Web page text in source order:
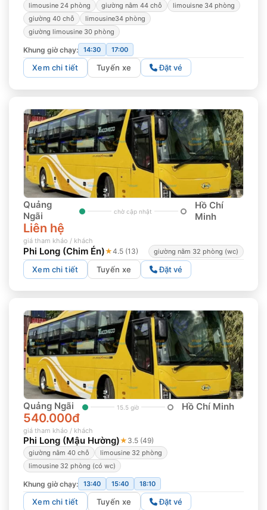
limousine 24 phòng giường nằm 44 chỗ
limouisne 34 phòng
giường 40 chỗ
limousine34 phòng
giường limousine 30 phòng
Khung giờ chạy: 14:30 17:00
Xem chi tiết Tuyến xe Đặt vé
Quảng
Ngãi
chờ cập nhật
Hồ Chí
Minh
Liên hệ
giá tham khảo / khách
Phi Long (Chim Én)★4.5 (13) giường nằm 32 phòng (wc)
Xem chi tiết Tuyến xe Đặt vé
Quảng Ngãi 15.5 giờ Hồ Chí Minh
540.000đ
giá tham khảo / khách
Phi Long (Mậu Hường)★ 3.5 (49)
giường nằm 40 chỗ
limousine 32 phòng
limousine 32 phòng (có wc)
Khung giờ chạy: 13:40 15:40 18:10
Xem chi tiết Tuyến xe Đặt vé